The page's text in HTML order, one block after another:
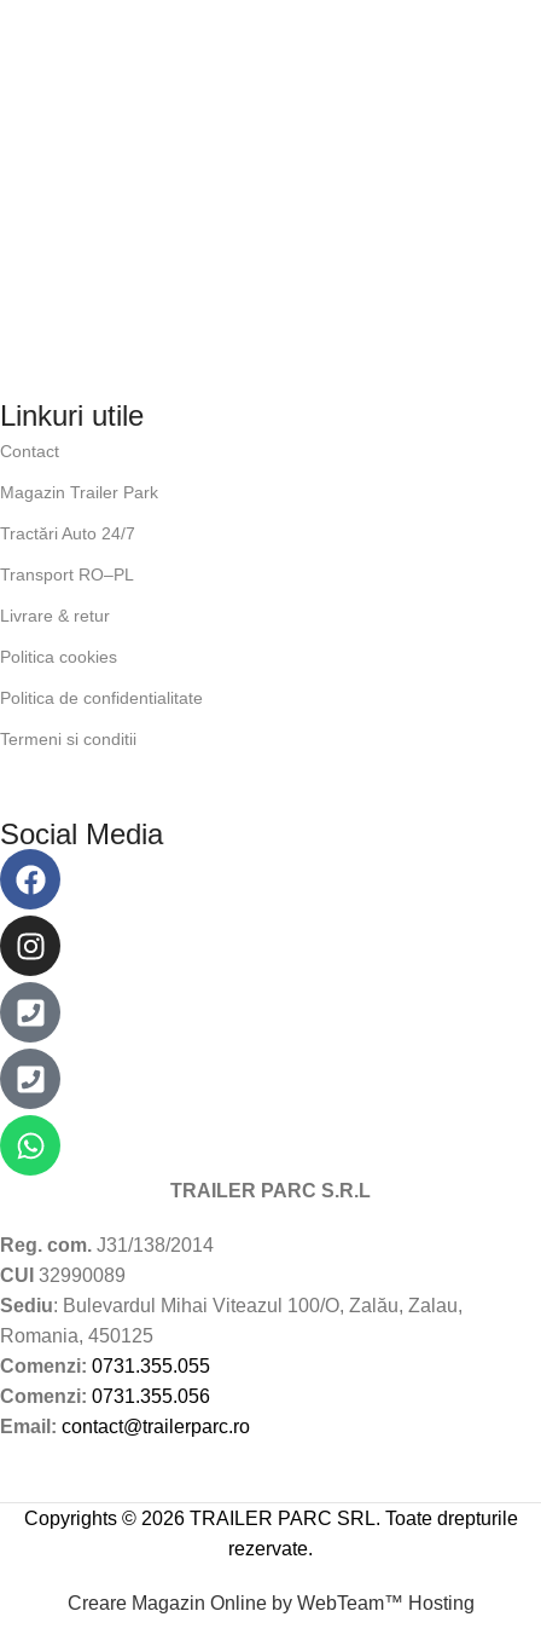
Linkuri utile
Contact
Magazin Trailer Park
Tractări Auto 24/7
Transport RO–PL
Livrare & retur
Politica cookies
Politica de confidentialitate
Termeni si conditii
Social Media
TRAILER PARC S.R.L
Reg. com. J31/138/2014
CUI 32990089
Sediu: Bulevardul Mihai Viteazul 100/O, Zalău, Zalau,
Romania, 450125
Comenzi: 0731.355.055
Comenzi: 0731.355.056
Email: contact@trailerparc.ro
Copyrights © 2026 TRAILER PARC SRL. Toate drepturile
rezervate.
Creare Magazin Online by WebTeam™ Hosting